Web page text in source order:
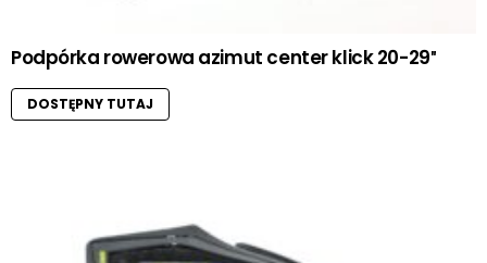
Podpórka rowerowa azimut center klick 20-29″
DOSTĘPNY TUTAJ